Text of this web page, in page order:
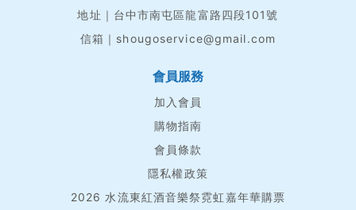
地址｜台中市南屯區龍富路四段101號
信箱｜shougoservice@gmail.com
會員服務
加入會員
購物指南
會員條款
隱私權政策
2026 水流東紅酒音樂祭霓虹嘉年華購票